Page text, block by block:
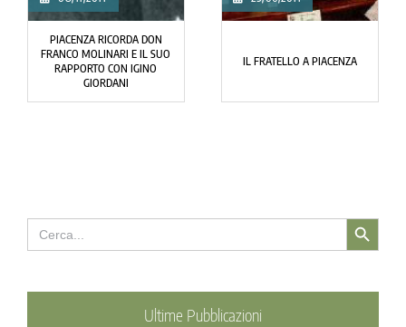
PIACENZA RICORDA DON
FRANCO MOLINARI E IL SUO
RAPPORTO CON IGINO
GIORDANI
IL FRATELLO A PIACENZA
Search
for:
Search Button
Ultime Pubblicazioni